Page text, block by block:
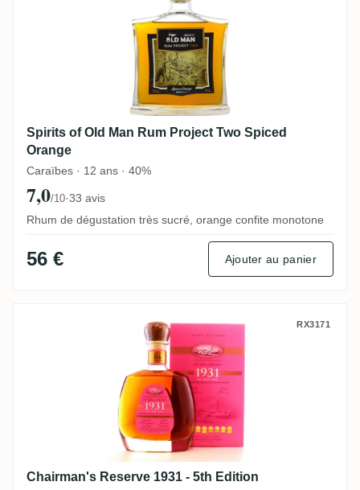
Spirits of Old Man Rum Project Two Spiced
Orange
Caraïbes · 12 ans · 40%
7,0/10·33 avis
Rhum de dégustation très sucré, orange confite monotone
56 € Ajouter au panier
Chairman's Reserve 1931 - 5th Edition
RX3171
Chairman's Reserve 1931 - 5th Edition